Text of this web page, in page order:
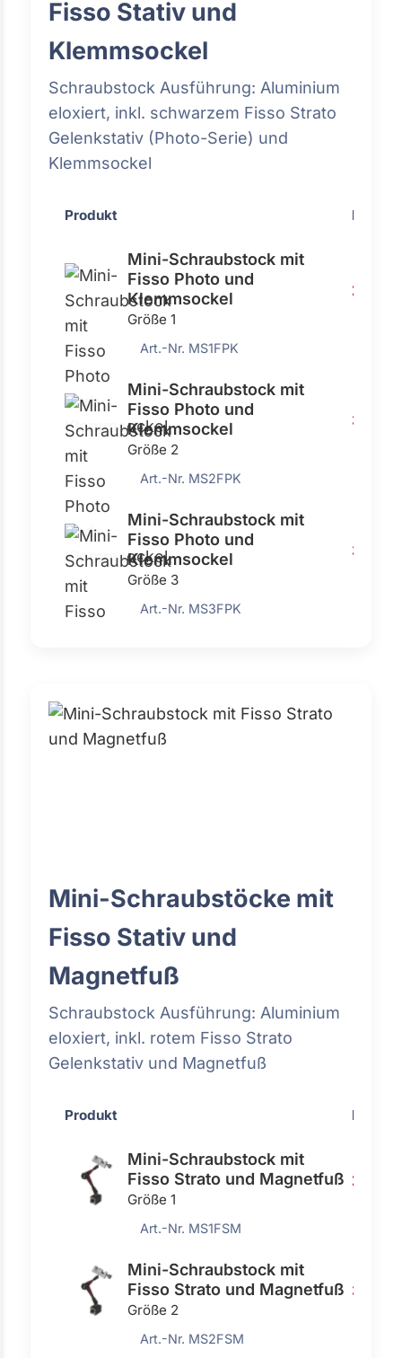
Fisso Stativ und
Klemmsockel
Schraubstock Ausführung: Aluminium
eloxiert, inkl. schwarzem Fisso Strato
Gelenkstativ (Photo-Serie) und
Klemmsockel
Produkt Preis
Mini-Schraubstock mit
Fisso Photo und
Klemmsockel
Größe 1
Art.-Nr. MS1FPK
Mini-Schraubstock mit
Fisso Photo und
Klemmsockel
Größe 2
Art.-Nr. MS2FPK
Mini-Schraubstock mit
Fisso Photo und
Klemmsockel
Größe 3
Art.-Nr. MS3FPK
Mini-Schraubstöcke mit
Fisso Stativ und
Magnetfuß
Schraubstock Ausführung: Aluminium
eloxiert, inkl. rotem Fisso Strato
Gelenkstativ und Magnetfuß
Produkt Preis
Mini-Schraubstock mit
Fisso Strato und Magnetfuß
Größe 1
Art.-Nr. MS1FSM
Mini-Schraubstock mit
Fisso Strato und Magnetfuß
Größe 2
Art.-Nr. MS2FSM